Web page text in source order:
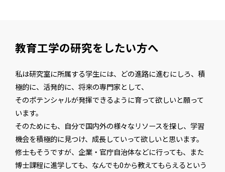
教育工学の研究をしたい方へ
私は研究室に所属する学生には、どの進路に進むにしろ、積
極的に、活発的に、将来の専門家として、
そのポテンシャルが発揮できるように育って欲しいと願って
います。
そのためにも、自分で国内外の様々なリソースを探し、学習
機会を積極的に見つけ、成長していって欲しいと思います。
修士もそうですが、企業・官庁自治体などに行っても、また
博士課程に進学しても、なんでも0から教えてもらえるという